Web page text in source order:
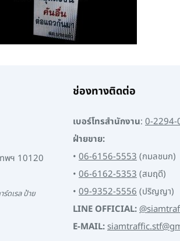
ทพฯ 10120
ดเรล ป้าย
ช่องทางติดต่อ
เบอร์โทรสำนักงาน: 0-
ฝ่ายขาย:
• 06-6156-5553(กมลชนก)
• 06-6162-5353(สมฤดี)
• 09-9352-5556(ปริญญา)
LINE OFFICIAL:
E-MAIL: